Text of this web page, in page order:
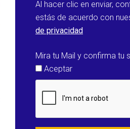
Al hacer clic en enviar,
estás de acuerdo con
de privacidad
Mira tu Mail y confirma tu
Aceptar